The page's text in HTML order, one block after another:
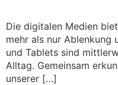
Die digitalen Medien
mehr als nur Ablenkung
und Tablets sind
Alltag. Gemeinsam
unserer […]